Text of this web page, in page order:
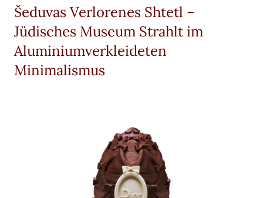
Šeduvas Verlorenes Shtetl –
Jüdisches Museum Strahlt im
Aluminiumverkleideten
Minimalismus